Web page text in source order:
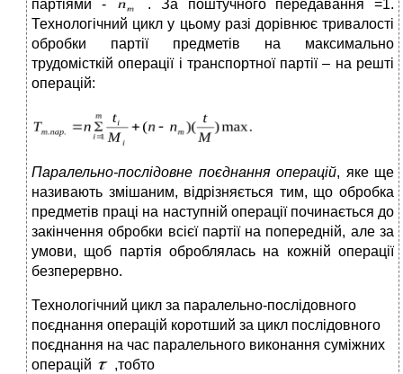
партіями -
. За поштучного передавання =1.
Технологічний цикл у цьому разі дорівнює тривалості
обробки партії предметів на максимально
трудомісткій операції і транспортної партії – на решті
операцій:
Паралельно-послідовне поєднання операцій, яке ще
називають змішаним, відрізняється тим, що обробка
предметів праці на наступній операції починається до
закінчення обробки всієї партії на попередній, але за
умови, щоб партія оброблялась на кожній операції
безперервно.
Технологічний цикл за паралельно-послідовного
поєднання операцій коротший за цикл послідовного
поєднання на час паралельного виконання суміжних
операцій
,тобто